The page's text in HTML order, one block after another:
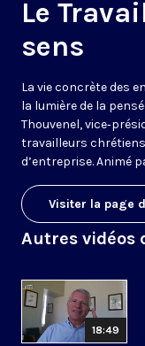
Le
sens
La vie concrète des
la lumière de la
Thouvenel,
travailleurs
d’entreprise. Animé
Visiter la page
Autres vidéos
18:49